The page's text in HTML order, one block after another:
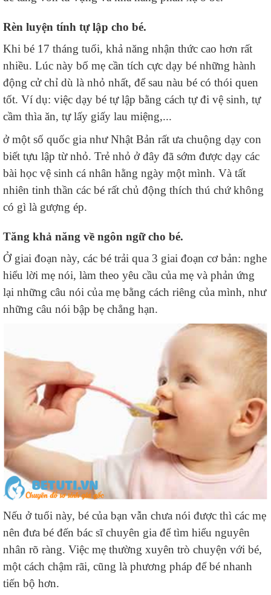
Rèn luyện tính tự lập cho bé.
Khi bé 17 tháng tuổi, khả năng nhận thức cao hơn rất
nhiều. Lúc này bố mẹ cần tích cực dạy bé những hành
động cử chỉ dù là nhỏ nhất, để sau nàu bé có thói quen
tốt. Ví dụ: việc dạy bé tự lập bằng cách tự đi vệ sinh, tự
cầm thìa ăn, tự lấy giấy lau miệng,...
ở một số quốc gia như Nhật Bản rất ưa chuộng dạy con
biết tựu lập từ nhỏ. Trẻ nhỏ ở đây đã sớm được dạy các
bài học vệ sinh cá nhân hằng ngày một mình. Và tất
nhiên tinh thần các bé rất chủ động thích thú chứ không
có gì là gượng ép.
Tăng khả năng về ngôn ngữ cho bé.
Ở giai đoạn này, các bé trải qua 3 giai đoạn cơ bản: nghe
hiểu lời mẹ nói, làm theo yêu cầu của mẹ và phản ứng
lại những câu nói của mẹ bằng cách riêng của mình, như
những câu nói bập bẹ chẳng hạn.
Nếu ở tuổi này, bé của bạn vẫn chưa nói được thì các mẹ
nên đưa bé đến bác sĩ chuyên gia để tìm hiểu nguyên
nhân rõ ràng. Việc mẹ thường xuyên trò chuyện với bé,
một cách chậm rãi, cũng là phương pháp để bé nhanh
tiến bộ hơn.